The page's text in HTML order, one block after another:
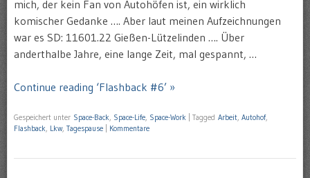
mich, der kein Fan von Autohöfen ist, ein wirklich
komischer Gedanke …. Aber laut meinen Aufzeichnungen
war es SD: 11601.22 Gießen-Lützelinden …. Über
anderthalbe Jahre, eine lange Zeit, mal gespannt, …
Continue reading ‘Flashback #6’ »
Gespeichert unter Space-Back Space-Life Space-Work Tagged Arbeit Autohof,
Flashback Lkw, Tagespause Kommentare